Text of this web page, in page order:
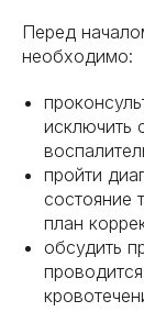
Перед
необходимо:
исключить
пройти
состояние
план
обсудить